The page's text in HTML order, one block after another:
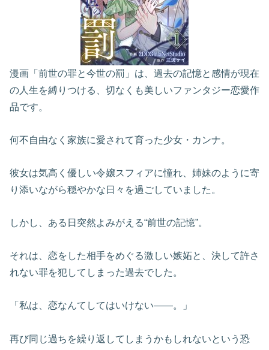
漫画「前世の罪と今世の罰」は、過去の記憶と感情が現在
の人生を縛りつける、切なくも美しいファンタジー恋愛作
品です。
何不自由なく家族に愛されて育った少女・カンナ。
彼女は気高く優しい令嬢スフィアに憧れ、姉妹のように寄
り添いながら穏やかな日々を過ごしていました。
しかし、ある日突然よみがえる“前世の記憶”。
それは、恋をした相手をめぐる激しい嫉妬と、決して許さ
れない罪を犯してしまった過去でした。
「私は、恋なんてしてはいけない――。」
再び同じ過ちを繰り返してしまうかもしれないという恐